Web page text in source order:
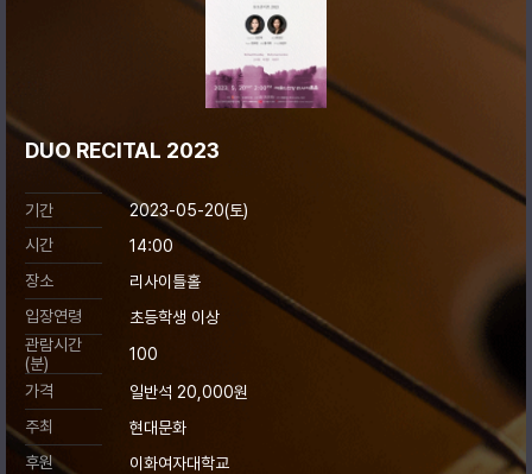
DUO RECITAL 2023
기간
2023-05-20(토)
시간
14:00
장소
리사이틀홀
입장연령
초등학생 이상
관람시간
(분)
100
가격
일반석 20,000원
주최
현대문화
후원
이화여자대학교